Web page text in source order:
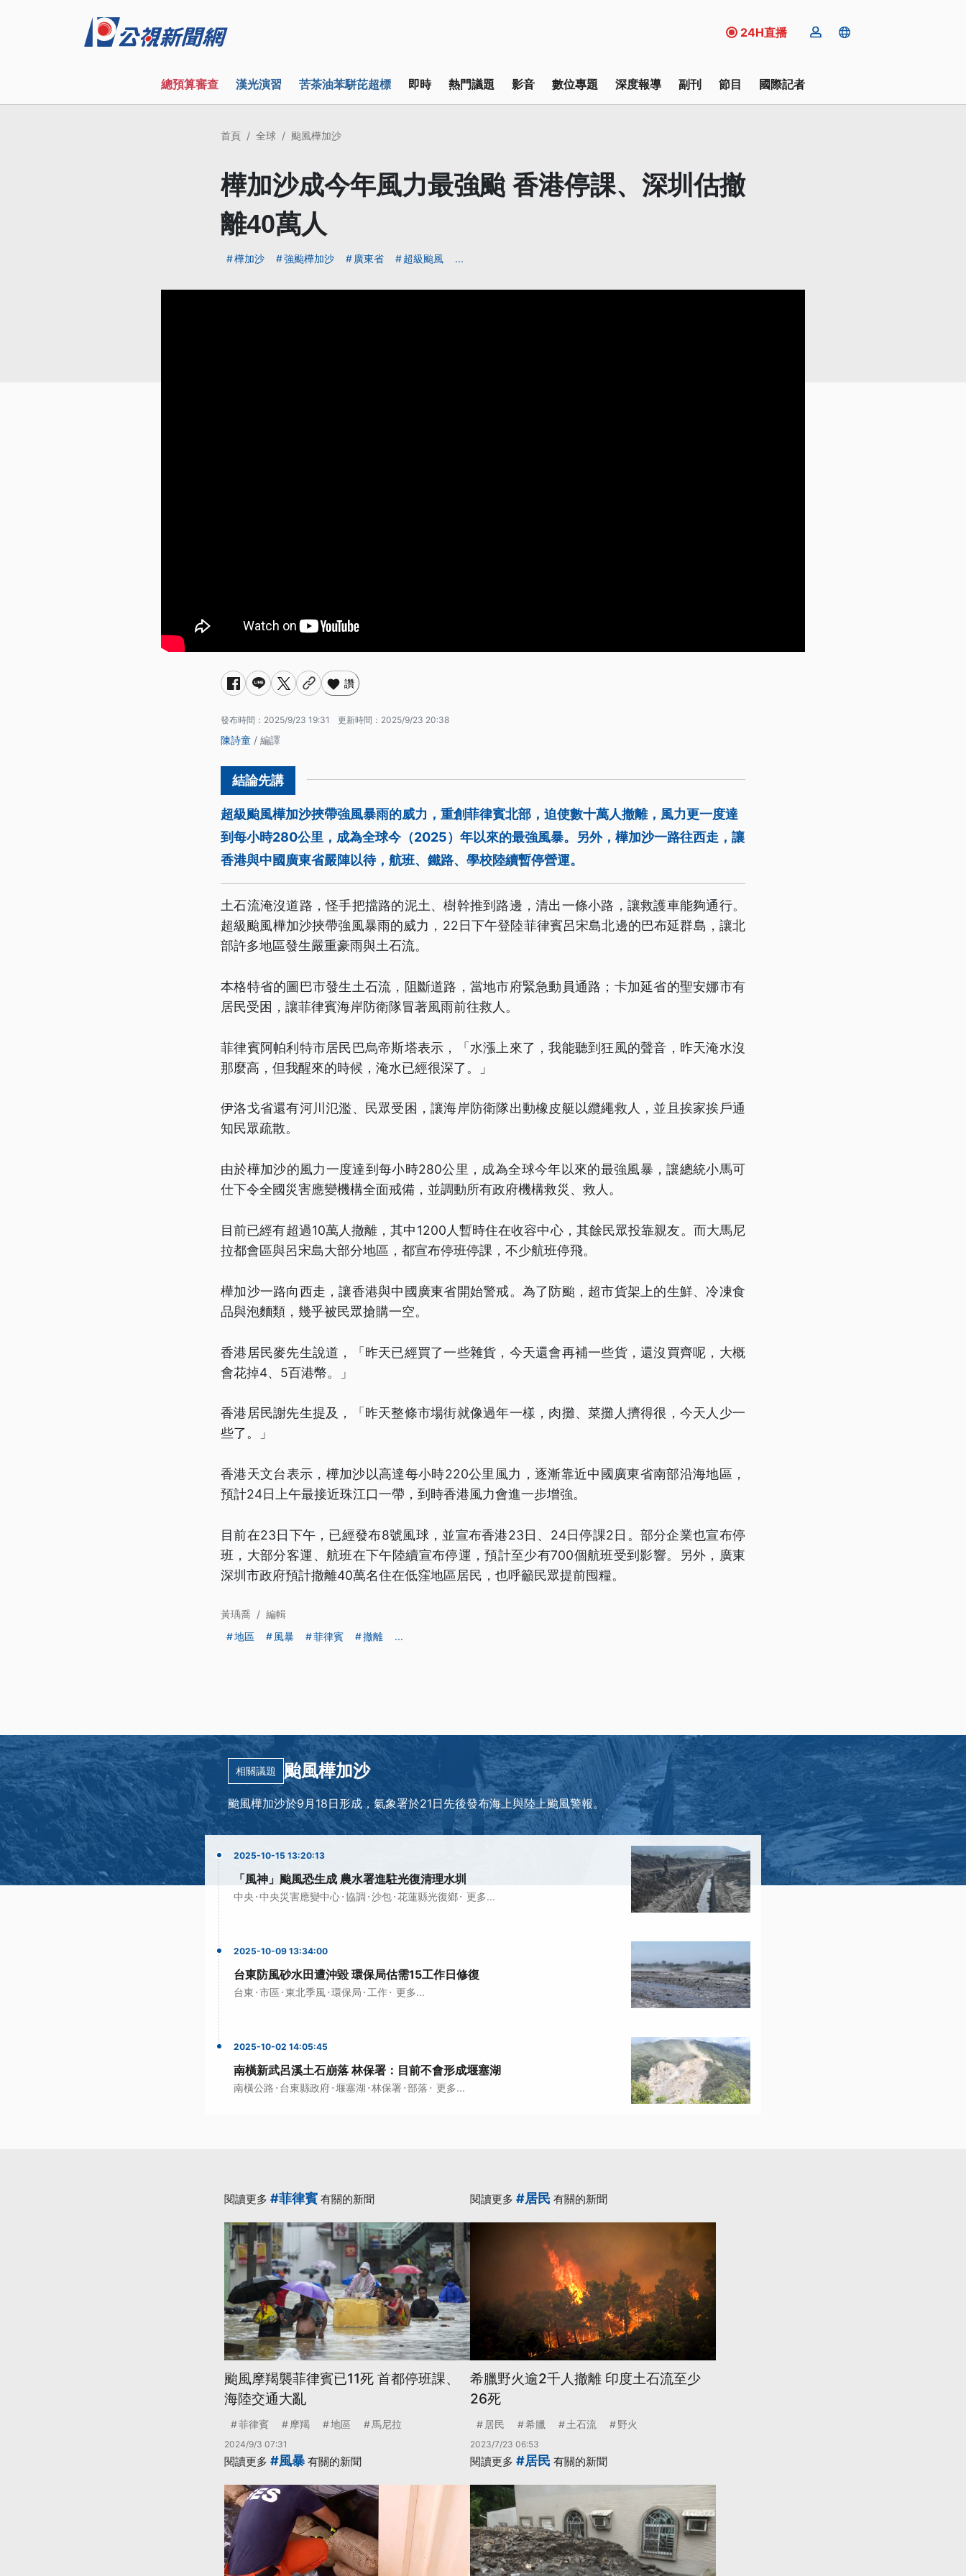
24H直播
總預算審查 漢光演習 苦茶油苯駢芘超標 即時 熱門議題 影音 數位專題 深度報導 副刊 節目 國際記者
首頁 全球 颱風樺加沙
樺加沙成今年風力最強颱 香港停課、深圳估撤
離40萬人
樺加沙 強颱樺加沙 廣東省 超級颱風 ...
讚
發布時間： 2025/9/23 19:31 更新時間： 2025/9/23 20:38
陳詩童 / 編譯
超級颱風樺加沙挾帶強風暴雨的威力，重創菲律賓北部，迫使數十萬人撤離，風力更一度達
到每小時280公里，成為全球今（2025）年以來的最強風暴。另外，樺加沙一路往西走，讓
香港與中國廣東省嚴陣以待，航班、鐵路、學校陸續暫停營運。
土石流淹沒道路，怪手把擋路的泥土、樹幹推到路邊，清出一條小路，讓救護車能夠通行。
超級颱風樺加沙挾帶強風暴雨的威力，22日下午登陸菲律賓呂宋島北邊的巴布延群島，讓北
部許多地區發生嚴重豪雨與土石流。
本格特省的圖巴市發生土石流，阻斷道路，當地市府緊急動員通路；卡加延省的聖安娜市有
居民受困，讓菲律賓海岸防衛隊冒著風雨前往救人。
菲律賓阿帕利特市居民巴烏帝斯塔表示，「水漲上來了，我能聽到狂風的聲音，昨天淹水沒
那麼高，但我醒來的時候，淹水已經很深了。」
伊洛戈省還有河川氾濫、民眾受困，讓海岸防衛隊出動橡皮艇以纜繩救人，並且挨家挨戶通
知民眾疏散。
由於樺加沙的風力一度達到每小時280公里，成為全球今年以來的最強風暴，讓總統小馬可
仕下令全國災害應變機構全面戒備，並調動所有政府機構救災、救人。
目前已經有超過10萬人撤離，其中1200人暫時住在收容中心，其餘民眾投靠親友。而大馬尼
拉都會區與呂宋島大部分地區，都宣布停班停課，不少航班停飛。
樺加沙一路向西走，讓香港與中國廣東省開始警戒。為了防颱，超市貨架上的生鮮、冷凍食
品與泡麵類，幾乎被民眾搶購一空。
香港居民麥先生說道，「昨天已經買了一些雜貨，今天還會再補一些貨，還沒買齊呢，大概
會花掉4、5百港幣。」
香港居民謝先生提及，「昨天整條市場街就像過年一樣，肉攤、菜攤人擠得很，今天人少一
些了。」
香港天文台表示，樺加沙以高達每小時220公里風力，逐漸靠近中國廣東省南部沿海地區，
預計24日上午最接近珠江口一帶，到時香港風力會進一步增強。
目前在23日下午，已經發布8號風球，並宣布香港23日、24日停課2日。部分企業也宣布停
班，大部分客運、航班在下午陸續宣布停運，預計至少有700個航班受到影響。另外，廣東
深圳市政府預計撤離40萬名住在低窪地區居民，也呼籲民眾提前囤糧。
黃瑀喬 / 編輯
地區
風暴 菲律賓 撤離 ...
相關議題 颱風樺加沙
颱風樺加沙於9月18日形成，氣象署於21日先後發布海上與陸上颱風警報。
2025-10-15 13:20:13
「風神」颱風恐生成 農水署進駐光復清理水圳
中央 ·中央災害應變中心·協調 ·沙包·花蓮縣光復鄉· 更多...
2025-10-09 13:34:00
台東防風砂水田遭沖毀 環保局估需15工作日修復
台東 ·市區 ·東北季風·環保局 · 工作· 更多...
2025-10-02 14:05:45
南橫新武呂溪土石崩落 林保署：目前不會形成堰塞湖
南橫公路 · 台東縣政府·堰塞湖 ·林保署 ·部落 · 更多...
閱讀更多 #菲律賓 有關的新聞
颱風摩羯襲菲律賓已11死 首都停班課、
海陸交通大亂
菲律賓 摩羯 地區 馬尼拉
2024/9/3 07:31
閱讀更多 #居民 有關的新聞
希臘野火逾2千人撤離 印度土石流至少
26死
居民 希臘 土石流 野火
2023/7/23 06:53
閱讀更多 #風暴 有關的新聞 閱讀更多 #居民 有關的新聞